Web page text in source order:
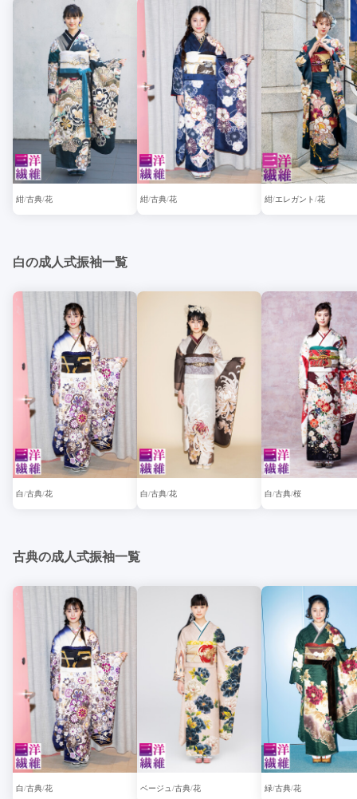
紺 古典 花 紺 古典 花 紺 エレガント 花
白の成人式振袖一覧
白 古典 花 白 古典 花 白 古典 桜
古典の成人式振袖一覧
白 古典 花 ベージュ 古典 花 緑 古典 花